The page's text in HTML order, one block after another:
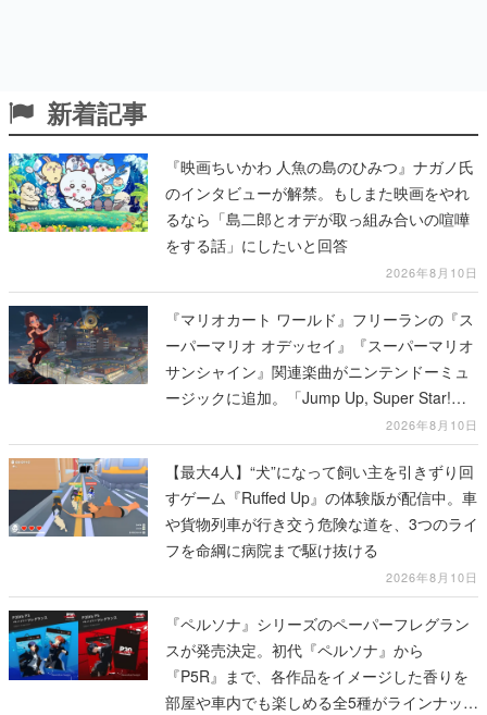
新着記事
『映画ちいかわ 人魚の島のひみつ』ナガノ氏
のインタビューが解禁。もしまた映画をやれ
るなら「島二郎とオデが取っ組み合いの喧嘩
をする話」にしたいと回答
2026年8月10日
『マリオカート ワールド』フリーランの『ス
ーパーマリオ オデッセイ』『スーパーマリオ
サンシャイン』関連楽曲がニンテンドーミュ
ージックに追加。「Jump Up, Super Star!」
「ドルピックタウン」など計14曲が配信
2026年8月10日
【最大4人】“犬”になって飼い主を引きずり回
すゲーム『Ruffed Up』の体験版が配信中。車
や貨物列車が行き交う危険な道を、3つのライ
フを命綱に病院まで駆け抜ける
2026年8月10日
『ペルソナ』シリーズのペーパーフレグラン
スが発売決定。初代『ペルソナ』から
『P5R』まで、各作品をイメージした香りを
部屋や車内でも楽しめる全5種がラインナッ